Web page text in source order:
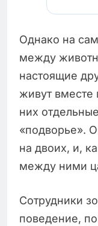
Однако на
между
настоящие
живут вместе
них
«подворье».
на двоих, и,
между ними
Сотрудники
поведение,